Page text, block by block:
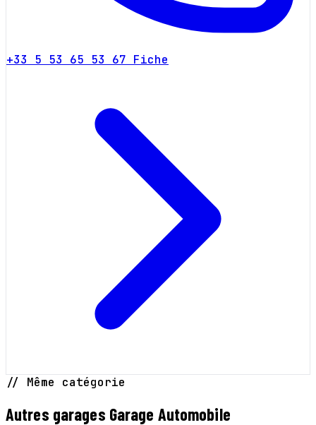
+33 5 53 65 53 67 Fiche
// Même catégorie
Autres garages Garage Automobile